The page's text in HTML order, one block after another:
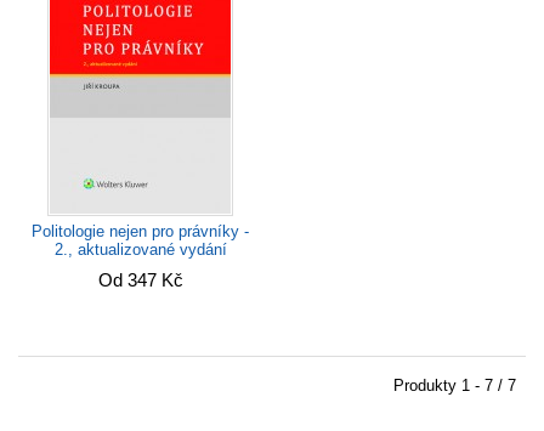
Politologie nejen pro právníky -
2., aktualizované vydání
Od 347 Kč
Produkty 1 - 7 / 7